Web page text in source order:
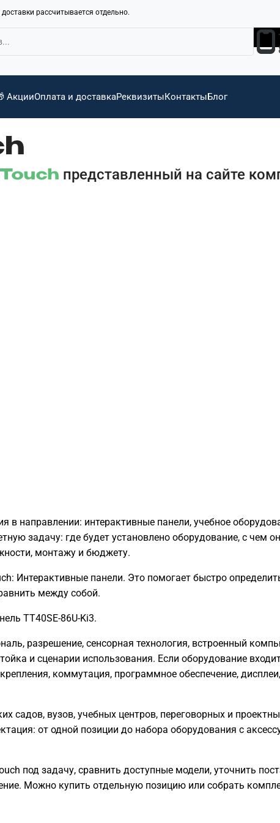
рассчитывается отдельно.
АкцииОплата и доставкаРеквизитыКонтактыБлог
представленный на сайте
в направлении: интерактивные панели, учебное
задачу: где будет установлено оборудование, с чем
монтажу и бюджету.
Интерактивные панели. Это помогает быстро
между собой.
TT40SE-86U-Ki3.
разрешение, сенсорная технология, встроенный
и сценарии использования. Если оборудование
коммутация, программное обеспечение,
садов, вузов, учебных центров, переговорных и
от одной позиции до набора оборудования с
под задачу, сравнить доступные модели, уточнить
Можно купить отдельную позицию или собрать